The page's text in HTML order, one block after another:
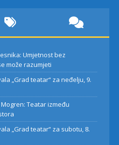
Umjetnost bez
može razumjeti
„Grad teatar“ za neđelju, 9.
Teatar između
„Grad teatar“ za subotu, 8.